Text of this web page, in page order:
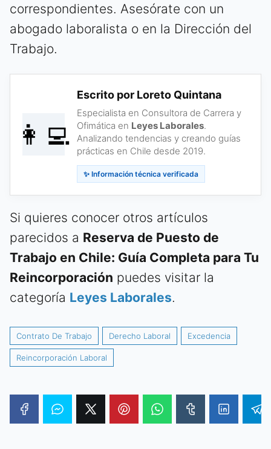
correspondientes. Asesórate con un
abogado laboralista o en la Dirección del
Trabajo.
👩‍💻
Escrito por Loreto Quintana
Especialista en Consultora de Carrera y
Ofimática en Leyes Laborales.
Analizando tendencias y creando guías
prácticas en Chile desde 2019.
✨ Información técnica verificada
Si quieres conocer otros artículos
parecidos a Reserva de Puesto de
Trabajo en Chile: Guía Completa para Tu
Reincorporación puedes visitar la
categoría Leyes Laborales.
Contrato De Trabajo Derecho Laboral Excedencia
Reincorporación Laboral